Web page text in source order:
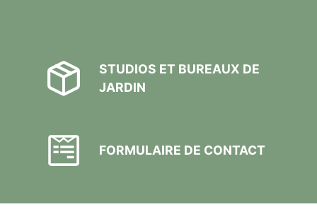
STUDIOS ET BUREAUX DE
JARDIN
FORMULAIRE DE CONTACT